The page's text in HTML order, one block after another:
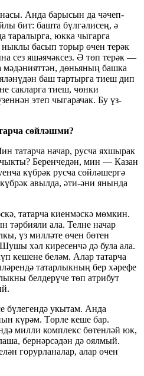
Анда барысын да чәчеп-
бит: башта бүлгәлисең, ә
таралырга, юкка чыгарга
басып торыр өчен терәк
сез яшәячәксез. Ә төп терәк —
дөньяның башка
баш тартырга тиеш дип
сакларга тиеш, чөнки
этеп чыгарачак. Бу үз-
сөйләшми?
татарча начар, русча яхшырак
Беренчедән, мин — Казан
күбрәк русча сөйләшергә
авылда, әти-әни янында
татарча киенмәскә мөмкин.
тәрбияли ала. Телне начар
үз милләте өчен бөтен
хәл киресенчә дә була ала.
кешене беләм. Алар татарча
татарлыкның бер хәрефе
белдерүче төп атрибут
бүлегендә укытам. Анда
күрәм. Төрле кеше бар.
милли комплекс бөтенләй юк,
бернәрсәдән дә оялмый.
горурланалар, алар өчен